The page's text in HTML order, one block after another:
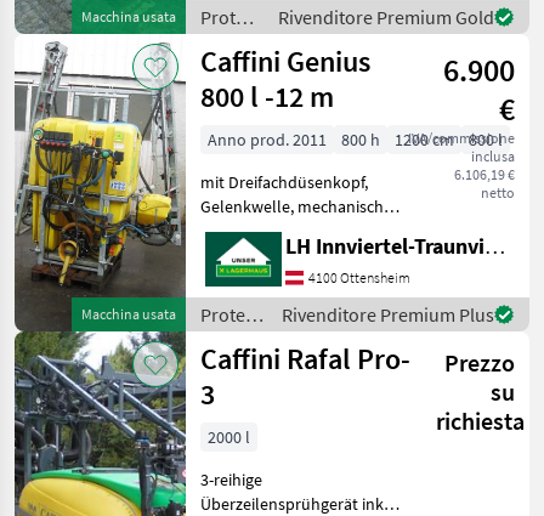
Macchina usata
Privatverkauf Protezione
piante Pol
Protezione
piante
/
Caffini
Rivenditore Premium Gold
Macchina usata
Caffini Genius
800 l -12 m
6.900
€
IVA/commissione
inclusa
6.106,19 €
netto
Anno prod. 2011 800 h 1200 cm
800 l
mit Dreifachdüsenkopf,
Gelenkwelle, mechanische
Höhenverstellung ,
Einspülschleuse, ,
Elektrische Bedienung mit 5
Teilbreiten,
Behälterrotationsdüse,
Beleuchtung Reinwasser
LH Innviertel-Traunviertel-Urfahr eGen, Ottensheim
4100 Ottensheim
Protezione
piante /
Caffini
Rivenditore Premium Plus
Caffini Rafal Pro-
3
Prezzo
su
richiesta
2000 l
3-reihige
Überzeilensprühgerät inkl.